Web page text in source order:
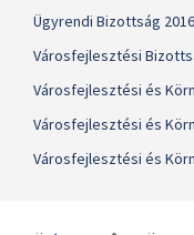
Ügyrendi Bizottság 2016
Városfejlesztési
Városfejlesztési és
Városfejlesztési és
Városfejlesztési és